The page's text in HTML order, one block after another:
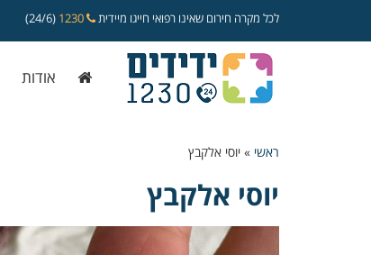
לכל מקרה חירום שאינו רפואי חייגו מיידית (24/6)
אודות
ראשי » יוסי אלקבץ
יוסי אלקבץ